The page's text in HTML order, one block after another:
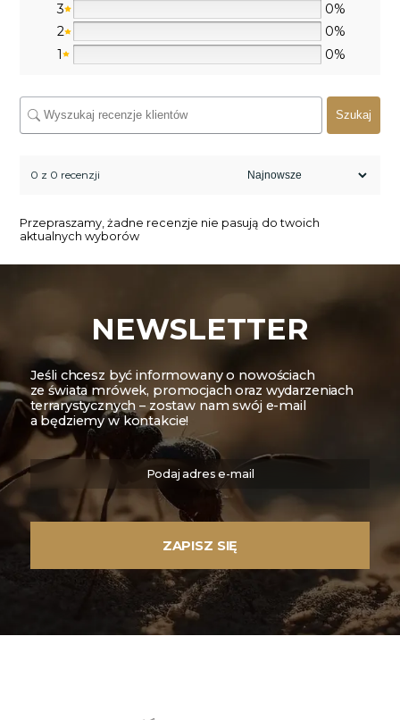
3
0%
2
0%
1
0%
Szukaj
0 z 0 recenzji
Przepraszamy, żadne recenzje nie pasują do twoich
aktualnych wyborów
NEWSLETTER
Jeśli chcesz być informowany o nowościach
ze świata mrówek, promocjach oraz wydarzeniach
terrarystycznych – zostaw nam swój e-mail
a będziemy w kontakcie!